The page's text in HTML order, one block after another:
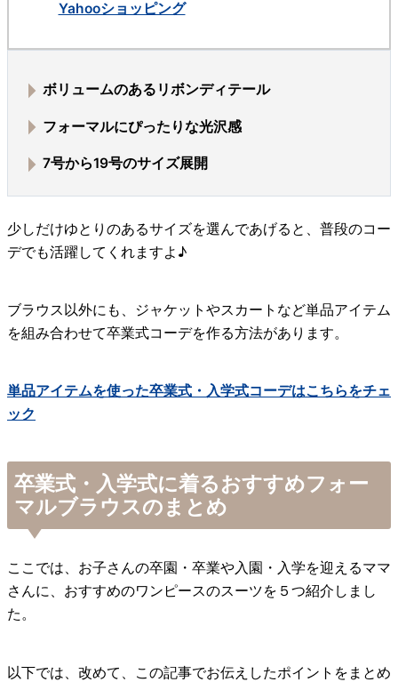
Yahooショッピング
ボリュームのあるリボンディテール
フォーマルにぴったりな光沢感
7号から19号のサイズ展開
少しだけゆとりのあるサイズを選んであげると、普段のコー
デでも活躍してくれますよ♪
ブラウス以外にも、ジャケットやスカートなど単品アイテム
を組み合わせて卒業式コーデを作る方法があります。
単品アイテムを使った卒業式・入学式コーデはこちらをチェ
ック
卒業式・入学式に着るおすすめフォー
マルブラウスのまとめ
ここでは、お子さんの卒園・卒業や入園・入学を迎えるママ
さんに、おすすめのワンピースのスーツを５つ紹介しまし
た。
以下では、改めて、この記事でお伝えしたポイントをまとめ